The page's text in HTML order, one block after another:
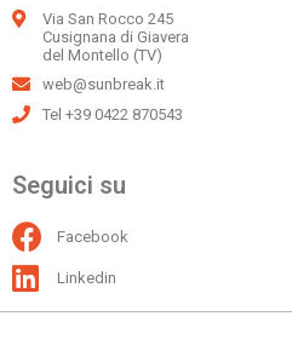
Via San Rocco 245
Cusignana di Giavera
del Montello (TV)
web@sunbreak.it
Tel +39 0422 870543
Seguici su
Facebook
Linkedin